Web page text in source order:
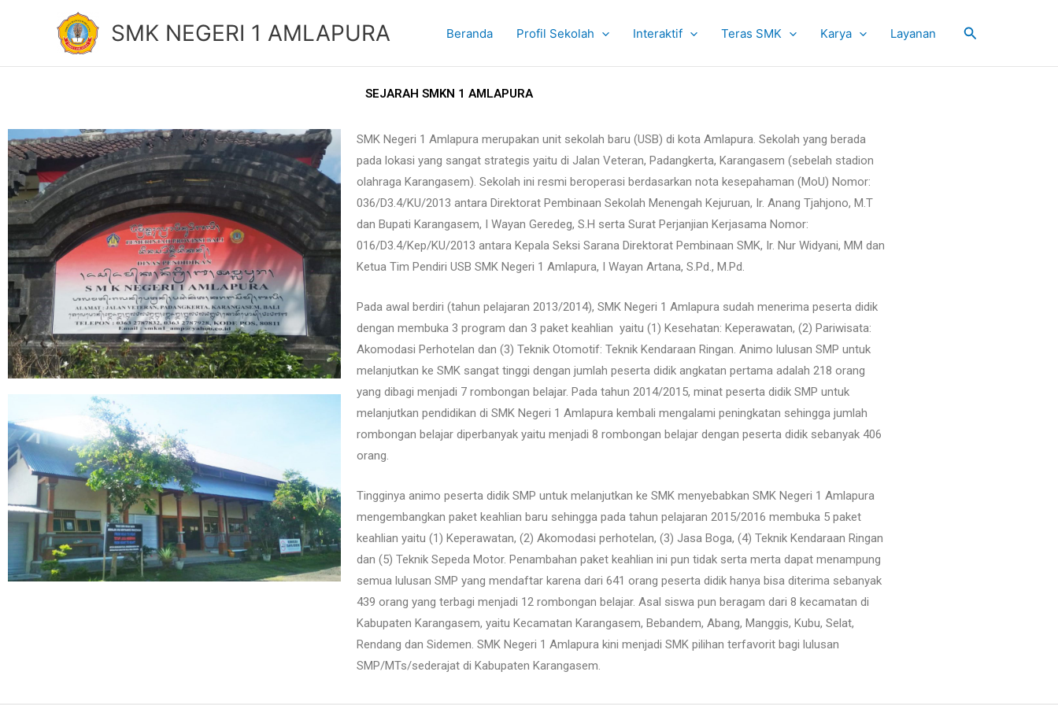
SMK NEGERI 1 AMLAPURA Beranda Profil Sekolah Interaktif Teras SMK Karya Layanan Cari
SEJARAH SMKN 1 AMLAPURA
SMK Negeri 1 Amlapura merupakan unit sekolah baru (USB) di kota Amlapura. Sekolah yang berada
pada lokasi yang sangat strategis yaitu di Jalan Veteran, Padangkerta, Karangasem (sebelah stadion
olahraga Karangasem). Sekolah ini resmi beroperasi berdasarkan nota kesepahaman (MoU) Nomor:
036/D3.4/KU/2013 antara Direktorat Pembinaan Sekolah Menengah Kejuruan, Ir. Anang Tjahjono, M.T
dan Bupati Karangasem, I Wayan Geredeg, S.H serta Surat Perjanjian Kerjasama Nomor:
016/D3.4/Kep/KU/2013 antara Kepala Seksi Sarana Direktorat Pembinaan SMK, Ir. Nur Widyani, MM dan
Ketua Tim Pendiri USB SMK Negeri 1 Amlapura, I Wayan Artana, S.Pd., M.Pd.
Pada awal berdiri (tahun pelajaran 2013/2014), SMK Negeri 1 Amlapura sudah menerima peserta didik
dengan membuka 3 program dan 3 paket keahlian yaitu (1) Kesehatan: Keperawatan, (2) Pariwisata:
Akomodasi Perhotelan dan (3) Teknik Otomotif: Teknik Kendaraan Ringan. Animo lulusan SMP untuk
melanjutkan ke SMK sangat tinggi dengan jumlah peserta didik angkatan pertama adalah 218 orang
yang dibagi menjadi 7 rombongan belajar. Pada tahun 2014/2015, minat peserta didik SMP untuk
melanjutkan pendidikan di SMK Negeri 1 Amlapura kembali mengalami peningkatan sehingga jumlah
rombongan belajar diperbanyak yaitu menjadi 8 rombongan belajar dengan peserta didik sebanyak 406
orang.
Tingginya animo peserta didik SMP untuk melanjutkan ke SMK menyebabkan SMK Negeri 1 Amlapura
mengembangkan paket keahlian baru sehingga pada tahun pelajaran 2015/2016 membuka 5 paket
keahlian yaitu (1) Keperawatan, (2) Akomodasi perhotelan, (3) Jasa Boga, (4) Teknik Kendaraan Ringan
dan (5) Teknik Sepeda Motor. Penambahan paket keahlian ini pun tidak serta merta dapat menampung
semua lulusan SMP yang mendaftar karena dari 641 orang peserta didik hanya bisa diterima sebanyak
439 orang yang terbagi menjadi 12 rombongan belajar. Asal siswa pun beragam dari 8 kecamatan di
Kabupaten Karangasem, yaitu Kecamatan Karangasem, Bebandem, Abang, Manggis, Kubu, Selat,
Rendang dan Sidemen. SMK Negeri 1 Amlapura kini menjadi SMK pilihan terfavorit bagi lulusan
SMP/MTs/sederajat di Kabupaten Karangasem.